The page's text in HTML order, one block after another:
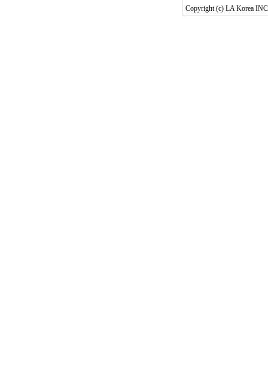
Copyright (c) LA Korea